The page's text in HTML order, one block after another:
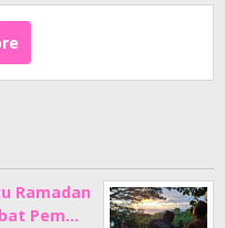
Ramadan
Pem…